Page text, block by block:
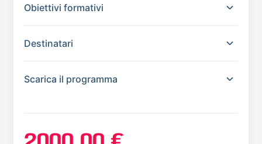
Obiettivi formativi
Destinatari
Scarica il programma